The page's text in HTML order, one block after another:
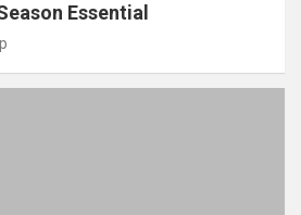
Essential